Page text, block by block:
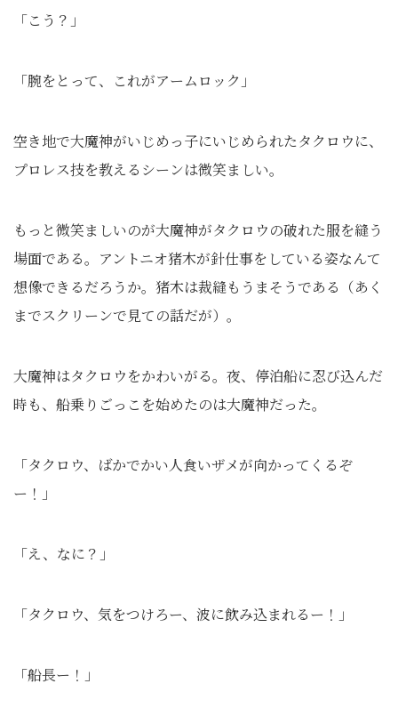
「こう？」
「腕をとって、これがアームロック」
空き地で大魔神がいじめっ子にいじめられたタクロウに、
プロレス技を教えるシーンは微笑ましい。
もっと微笑ましいのが大魔神がタクロウの破れた服を縫う
場面である。アントニオ猪木が針仕事をしている姿なんて
想像できるだろうか。猪木は裁縫もうまそうである（あく
までスクリーンで見ての話だが）。
大魔神はタクロウをかわいがる。夜、停泊船に忍び込んだ
時も、船乗りごっこを始めたのは大魔神だった。
「タクロウ、ばかでかい人食いザメが向かってくるぞ
ー！」
「え、なに？」
「タクロウ、気をつけろー、波に飲み込まれるー！」
「船長ー！」